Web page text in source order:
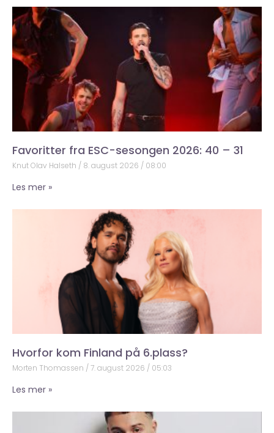
Favoritter fra ESC-sesongen 2026: 40 – 31
Knut Olav Halseth 8. august 2026 08:00
Les mer »
Hvorfor kom Finland på 6.plass?
Morten Thomassen 7. august 2026 05:03
Les mer »